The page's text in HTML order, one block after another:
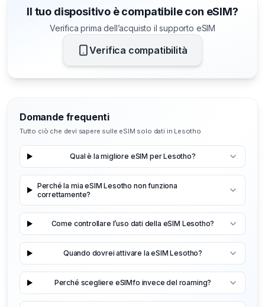
Il tuo dispositivo è compatibile con eSIM?
Verifica prima dell’acquisto il supporto eSIM
Verifica compatibilità
Domande frequenti
Tutto ciò che devi sapere sulle eSIM solo dati in Lesotho
Qual è la migliore eSIM per Lesotho?
Perché la mia eSIM Lesotho non funziona
correttamente?
Come controllare l’uso dati della eSIM Lesotho?
Quando dovrei attivare la eSIM Lesotho?
Perché scegliere eSIMfo invece del roaming?